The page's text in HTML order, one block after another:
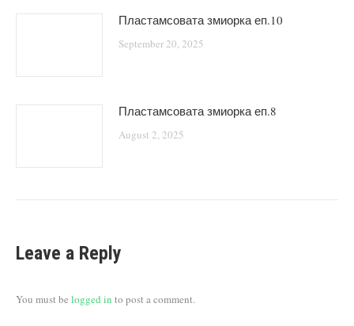
Пластамсовата змиорка еп.10
September 20, 2025
Пластамсовата змиорка еп.8
August 2, 2025
Leave a Reply
You must be logged in to post a comment.